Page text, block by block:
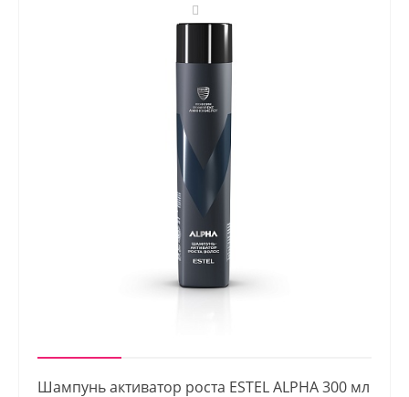
Шампунь активатор роста ESTEL ALPHA 300 мл